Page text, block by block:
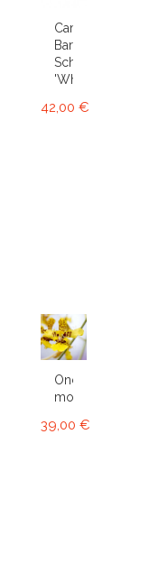
Cambria
Bartley
Schwartz
'White'...
42,00 €
Oncidium
montanum
39,00 €